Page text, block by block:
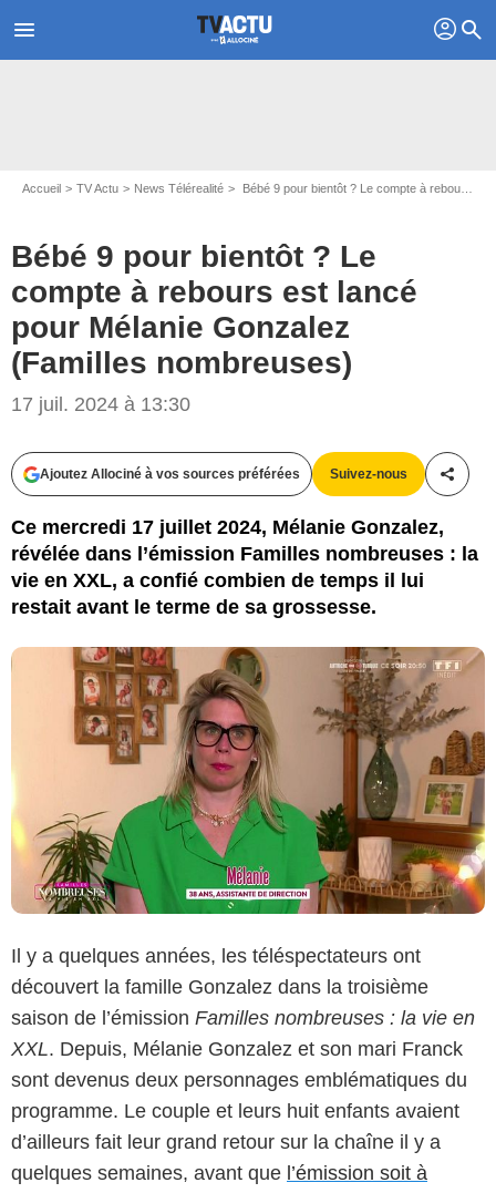
menu profil search
Accueil TV Actu News Télérealité Bébé 9 pour bientôt ? Le compte à rebours est lancé pour Mélanie Gonzalez (Familles nombreuses)
Bébé 9 pour bientôt ? Le
compte à rebours est lancé
pour Mélanie Gonzalez
(Familles nombreuses)
17 juil. 2024 à 13:30
Ajoutez Allociné à vos sources préférées Suivez-nous
Ce mercredi 17 juillet 2024, Mélanie Gonzalez,
révélée dans l’émission Familles nombreuses : la
vie en XXL, a confié combien de temps il lui
restait avant le terme de sa grossesse.
Il y a quelques années, les téléspectateurs ont
découvert la famille Gonzalez dans la troisième
saison de l’émission Familles nombreuses : la vie en
XXL. Depuis, Mélanie Gonzalez et son mari Franck
sont devenus deux personnages emblématiques du
programme. Le couple et leurs huit enfants avaient
d’ailleurs fait leur grand retour sur la chaîne il y a
quelques semaines, avant que l’émission soit à